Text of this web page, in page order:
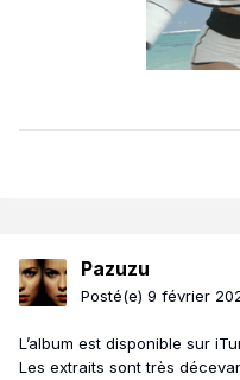
Pazuzu
Posté(e) 9 février
L’album est disponible sur
Les extraits sont très